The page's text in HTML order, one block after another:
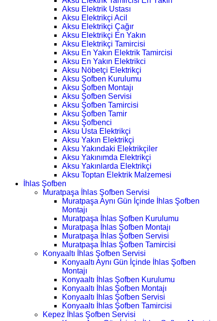
Aksu Elektrik Ustası
Aksu Elektrikçi Acil
Aksu Elektrikçi Çağır
Aksu Elektrikçi En Yakın
Aksu Elektrikçi Tamircisi
Aksu En Yakın Elektrik Tamircisi
Aksu En Yakın Elektrikci
Aksu Nöbetçi Elektrikçi
Aksu Şofben Kurulumu
Aksu Şofben Montajı
Aksu Şofben Servisi
Aksu Şofben Tamircisi
Aksu Şofben Tamir
Aksu Şofbenci
Aksu Usta Elektrikçi
Aksu Yakın Elektrikçi
Aksu Yakındaki Elektrikçiler
Aksu Yakınımda Elektrikçi
Aksu Yakınlarda Elektrikçi
Aksu Toptan Elektrik Malzemesi
İhlas Şofben
Muratpaşa İhlas Şofben Servisi
Muratpaşa Aynı Gün İçinde İhlas Şofben
Montajı
Muratpaşa İhlas Şofben Kurulumu
Muratpaşa İhlas Şofben Montajı
Muratpaşa İhlas Şofben Servisi
Muratpaşa İhlas Şofben Tamircisi
Konyaaltı İhlas Şofben Servisi
Konyaaltı Aynı Gün İçinde İhlas Şofben
Montajı
Konyaaltı İhlas Şofben Kurulumu
Konyaaltı İhlas Şofben Montajı
Konyaaltı İhlas Şofben Servisi
Konyaaltı İhlas Şofben Tamircisi
Kepez İhlas Şofben Servisi